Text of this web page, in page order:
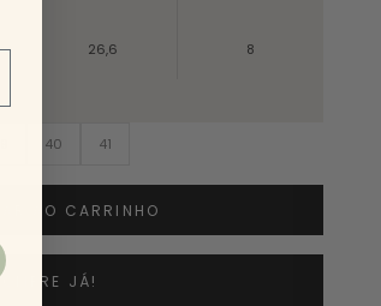
26,6 8
40 41
AO CARRINHO
JÁ!